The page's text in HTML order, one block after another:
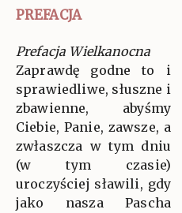
PREFACJA
Prefacja Wielkanocna
Zaprawdę godne to i
sprawiedliwe, słuszne i
zbawienne, abyśmy
Ciebie, Panie, zawsze, a
zwłaszcza w tym dniu
(w tym czasie)
uroczyściej sławili, gdy
jako nasza Pascha